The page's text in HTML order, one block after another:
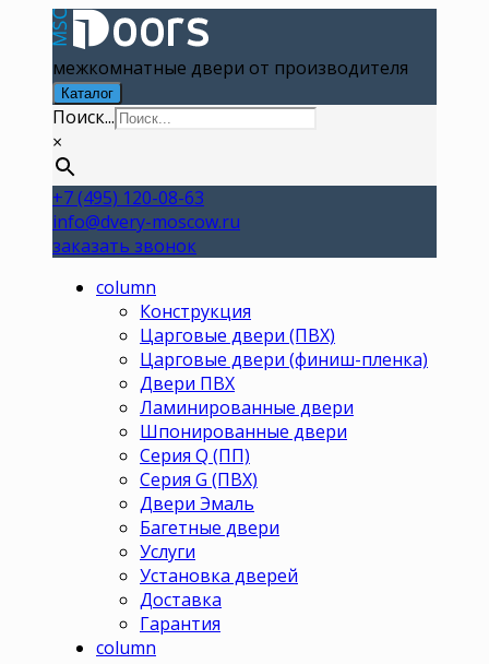
межкомнатные двери от производителя
Каталог
Поиск...
×
+7 (495) 120-08-63
info@dvery-moscow.ru
заказать звонок
column
Конструкция
Царговые двери (ПВХ)
Царговые двери (финиш-пленка)
Двери ПВХ
Ламинированные двери
Шпонированные двери
Серия Q (ПП)
Серия G (ПВХ)
Двери Эмаль
Багетные двери
Услуги
Установка дверей
Доставка
Гарантия
column